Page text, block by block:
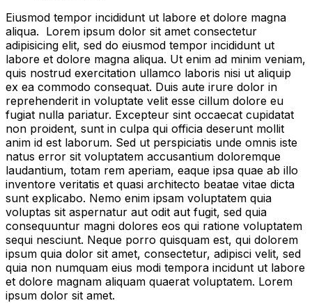
Eiusmod tempor incididunt ut labore et dolore magna
aliqua. Lorem ipsum dolor sit amet consectetur
adipisicing elit, sed do eiusmod tempor incididunt ut
labore et dolore magna aliqua. Ut enim ad minim veniam,
quis nostrud exercitation ullamco laboris nisi ut aliquip
ex ea commodo consequat. Duis aute irure dolor in
reprehenderit in voluptate velit esse cillum dolore eu
fugiat nulla pariatur. Excepteur sint occaecat cupidatat
non proident, sunt in culpa qui officia deserunt mollit
anim id est laborum. Sed ut perspiciatis unde omnis iste
natus error sit voluptatem accusantium doloremque
laudantium, totam rem aperiam, eaque ipsa quae ab illo
inventore veritatis et quasi architecto beatae vitae dicta
sunt explicabo. Nemo enim ipsam voluptatem quia
voluptas sit aspernatur aut odit aut fugit, sed quia
consequuntur magni dolores eos qui ratione voluptatem
sequi nesciunt. Neque porro quisquam est, qui dolorem
ipsum quia dolor sit amet, consectetur, adipisci velit, sed
quia non numquam eius modi tempora incidunt ut labore
et dolore magnam aliquam quaerat voluptatem. Lorem
ipsum dolor sit amet.